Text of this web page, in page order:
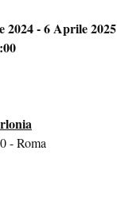
2024 - 6 Aprile 2025
- Roma